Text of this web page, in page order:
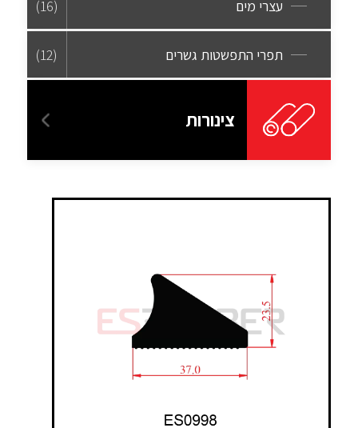
עצרי מים (16)
תפרי התפשטות גשרים (12)
צינורות